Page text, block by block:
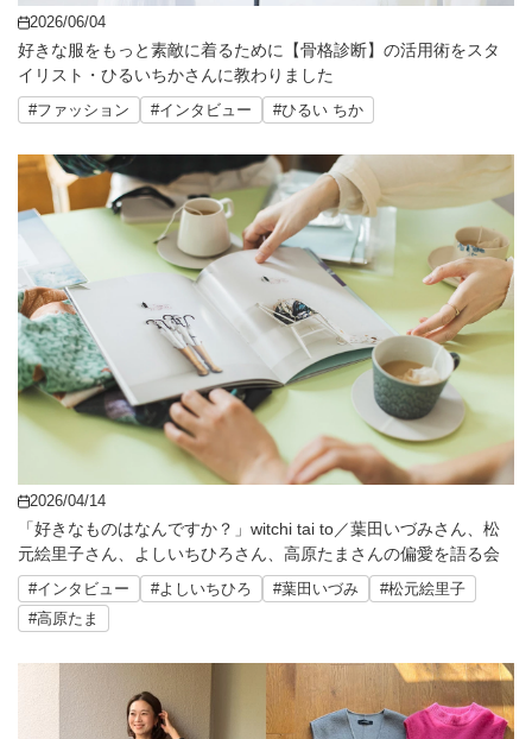
2026/06/04
好きな服をもっと素敵に着るために【骨格診断】の活用術をスタ
イリスト・ひるいちかさんに教わりました
#ファッション #インタビュー #ひるい ちか
2026/04/14
「好きなものはなんですか？」witchi tai to／葉田いづみさん、松
元絵里子さん、よしいちひろさん、高原たまさんの偏愛を語る会
#インタビュー #よしいちひろ #葉田いづみ
#松元絵里子
#高原たま